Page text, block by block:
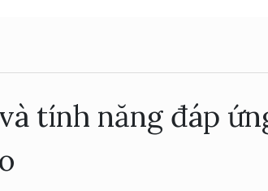
tính năng đáp